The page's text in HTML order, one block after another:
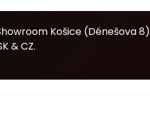
Košice (Dénešova 8)
& CZ.